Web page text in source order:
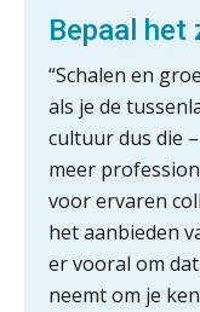
Bepaal het
“Schalen en
als je de
cultuur dus die
meer
voor ervaren
het aanbieden
er vooral om
neemt om je